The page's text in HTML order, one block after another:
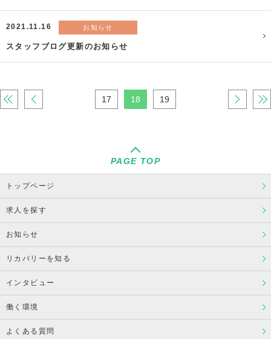
お知らせ
2021.11.16
スタッフブログ更新のお知らせ
« ‹ 17 18 19 › »
PAGE TOP
トップページ
求人を探す
お知らせ
リカバリーを知る
インタビュー
働く環境
よくある質問